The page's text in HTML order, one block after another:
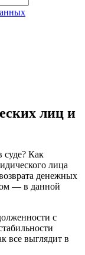
лиц и
суде? Как
лица
денежных
— в данной
с
все выглядит в